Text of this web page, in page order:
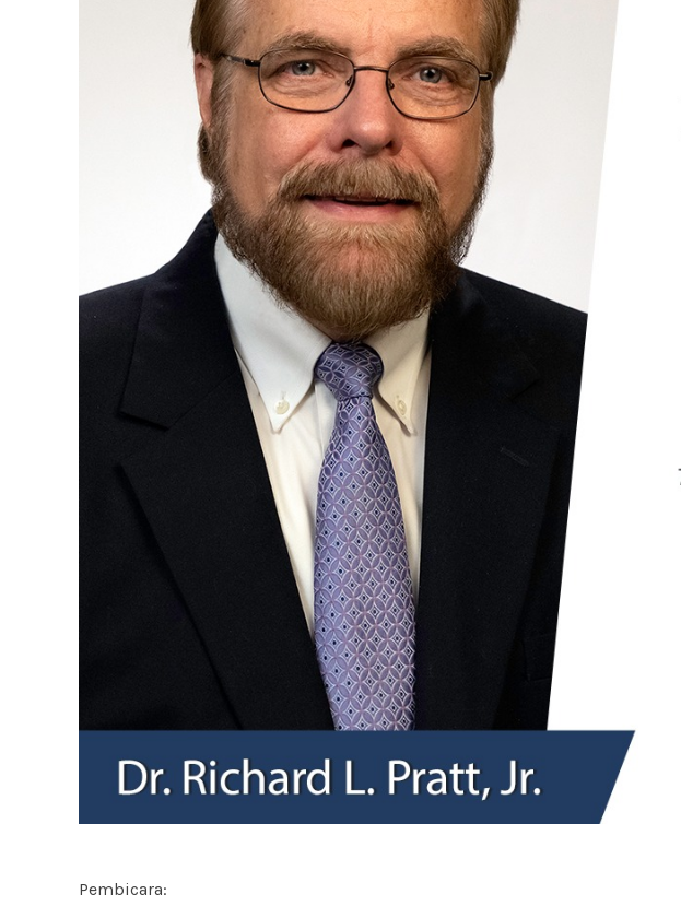
Pembicara: